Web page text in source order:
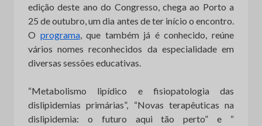
edição deste ano do Congresso, chega ao Porto a
25 de outubro, um dia antes de ter início o encontro.
O programa, que também já é conhecido, reúne
vários nomes reconhecidos da especialidade em
diversas sessões educativas.
“Metabolismo lipídico e fisiopatologia das
dislipidemias primárias”, “Novas terapêuticas na
dislipidemia: o futuro aqui tão perto” e “